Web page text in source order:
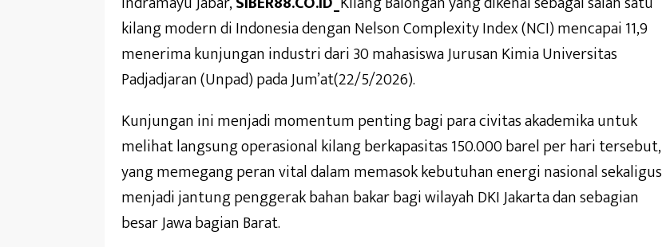
kilang modern di Indonesia dengan Nelson Complexity Index (NCI) mencapai 11,9
menerima kunjungan industri dari 30 mahasiswa Jurusan Kimia Universitas
Padjadjaran (Unpad) pada Jum’at(22/5/2026).
Kunjungan ini menjadi momentum penting bagi para civitas akademika untuk
melihat langsung operasional kilang berkapasitas 150.000 barel per hari tersebut,
yang memegang peran vital dalam memasok kebutuhan energi nasional sekaligus
menjadi jantung penggerak bahan bakar bagi wilayah DKI Jakarta dan sebagian
besar Jawa bagian Barat.